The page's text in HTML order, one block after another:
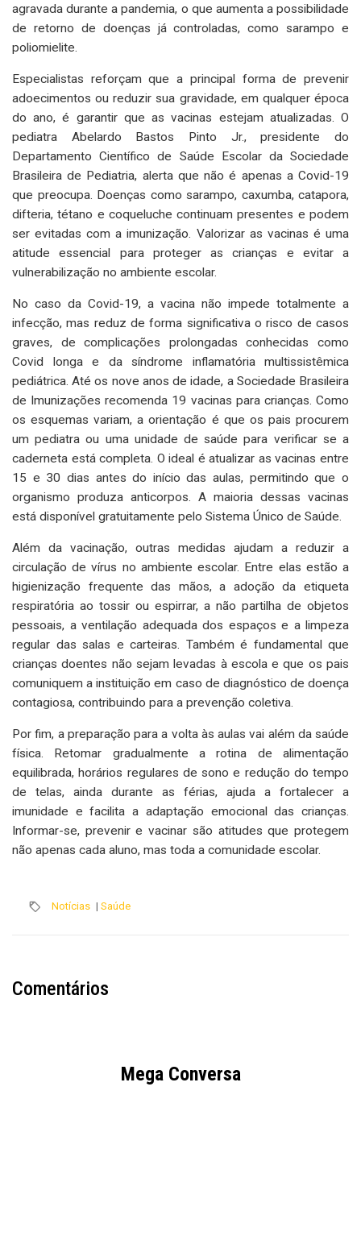
agravada durante a pandemia, o que aumenta a possibilidade
de retorno de doenças já controladas, como sarampo e
poliomielite.
Especialistas reforçam que a principal forma de prevenir
adoecimentos ou reduzir sua gravidade, em qualquer época
do ano, é garantir que as vacinas estejam atualizadas. O
pediatra Abelardo Bastos Pinto Jr., presidente do
Departamento Científico de Saúde Escolar da Sociedade
Brasileira de Pediatria, alerta que não é apenas a Covid-19
que preocupa. Doenças como sarampo, caxumba, catapora,
difteria, tétano e coqueluche continuam presentes e podem
ser evitadas com a imunização. Valorizar as vacinas é uma
atitude essencial para proteger as crianças e evitar a
vulnerabilização no ambiente escolar.
No caso da Covid-19, a vacina não impede totalmente a
infecção, mas reduz de forma significativa o risco de casos
graves, de complicações prolongadas conhecidas como
Covid longa e da síndrome inflamatória multissistêmica
pediátrica. Até os nove anos de idade, a Sociedade Brasileira
de Imunizações recomenda 19 vacinas para crianças. Como
os esquemas variam, a orientação é que os pais procurem
um pediatra ou uma unidade de saúde para verificar se a
caderneta está completa. O ideal é atualizar as vacinas entre
15 e 30 dias antes do início das aulas, permitindo que o
organismo produza anticorpos. A maioria dessas vacinas
está disponível gratuitamente pelo Sistema Único de Saúde.
Além da vacinação, outras medidas ajudam a reduzir a
circulação de vírus no ambiente escolar. Entre elas estão a
higienização frequente das mãos, a adoção da etiqueta
respiratória ao tossir ou espirrar, a não partilha de objetos
pessoais, a ventilação adequada dos espaços e a limpeza
regular das salas e carteiras. Também é fundamental que
crianças doentes não sejam levadas à escola e que os pais
comuniquem a instituição em caso de diagnóstico de doença
contagiosa, contribuindo para a prevenção coletiva.
Por fim, a preparação para a volta às aulas vai além da saúde
física. Retomar gradualmente a rotina de alimentação
equilibrada, horários regulares de sono e redução do tempo
de telas, ainda durante as férias, ajuda a fortalecer a
imunidade e facilita a adaptação emocional das crianças.
Informar-se, prevenir e vacinar são atitudes que protegem
não apenas cada aluno, mas toda a comunidade escolar.
Notícias | Saúde
Comentários
Mega Conversa